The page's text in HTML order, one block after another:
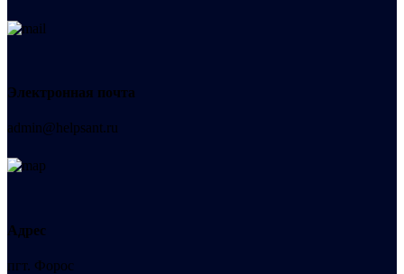
Электронная почта
admin@helpsant.ru
Адрес
пгт. Форос